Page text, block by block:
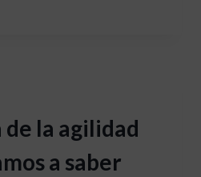
la agilidad
a saber